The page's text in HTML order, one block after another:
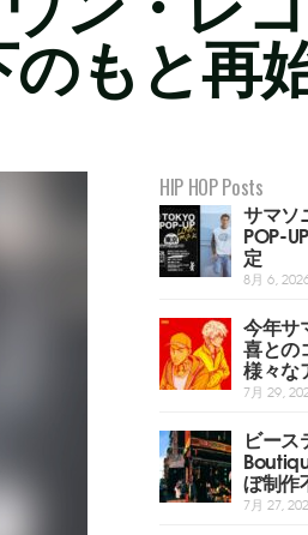
もと再
HIP HOP Posts
サマソ
POP-
定
8月 6,
今年サ
喜との
様々な
7月 29,
ビース
ぼ制作
7月 27,